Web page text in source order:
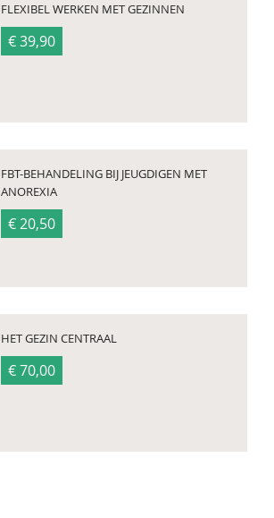
FLEXIBEL WERKEN MET GEZINNEN
€ 39,90
FBT-BEHANDELING BIJ JEUGDIGEN MET
ANOREXIA
€ 20,50
HET GEZIN CENTRAAL
€ 70,00